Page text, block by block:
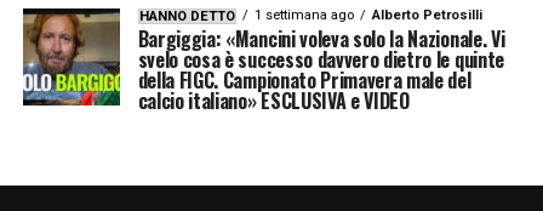
HANNO DETTO 1 settimana ago Alberto Petrosilli
Bargiggia: «Mancini voleva solo la Nazionale. Vi
svelo cosa è successo davvero dietro le quinte
della FIGC. Campionato Primavera male del
calcio italiano» ESCLUSIVA e VIDEO